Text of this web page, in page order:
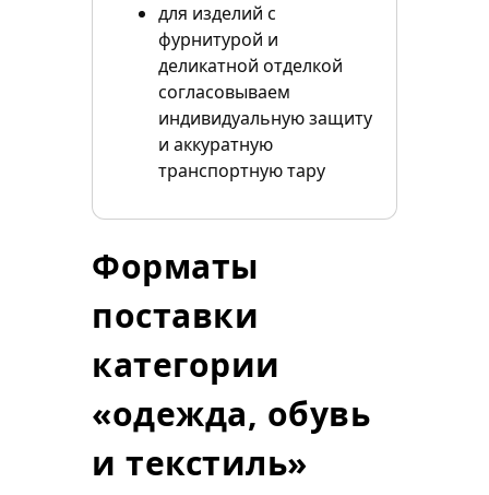
для изделий с
фурнитурой и
деликатной отделкой
согласовываем
индивидуальную защиту
и аккуратную
транспортную тару
Форматы
поставки
категории
«одежда, обувь
и текстиль»